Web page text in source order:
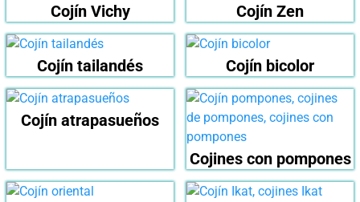
Cojín Vichy Cojín Zen
Cojín tailandés Cojín bicolor
Cojín atrapasueños
Cojines con pompones